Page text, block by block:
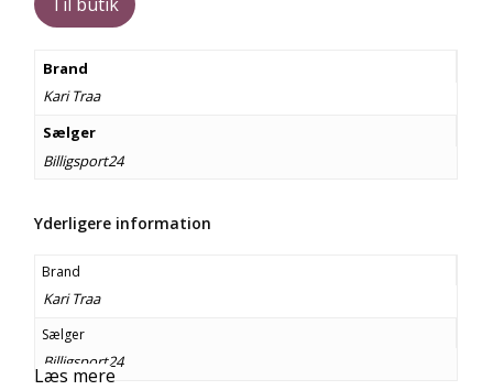
var:
749,00 kr..
Brand
Kari Traa
Sælger
Billigsport24
Yderligere information
Brand
Kari Traa
Sælger
Billigsport24
Læs mere